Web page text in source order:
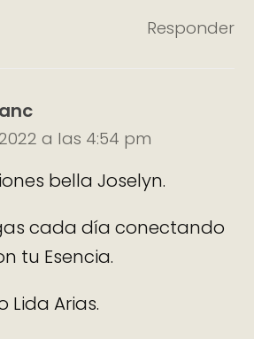
Responder
a las 4:54 pm
bella Joselyn.
cada día conectando
tu Esencia.
Lida Arias.